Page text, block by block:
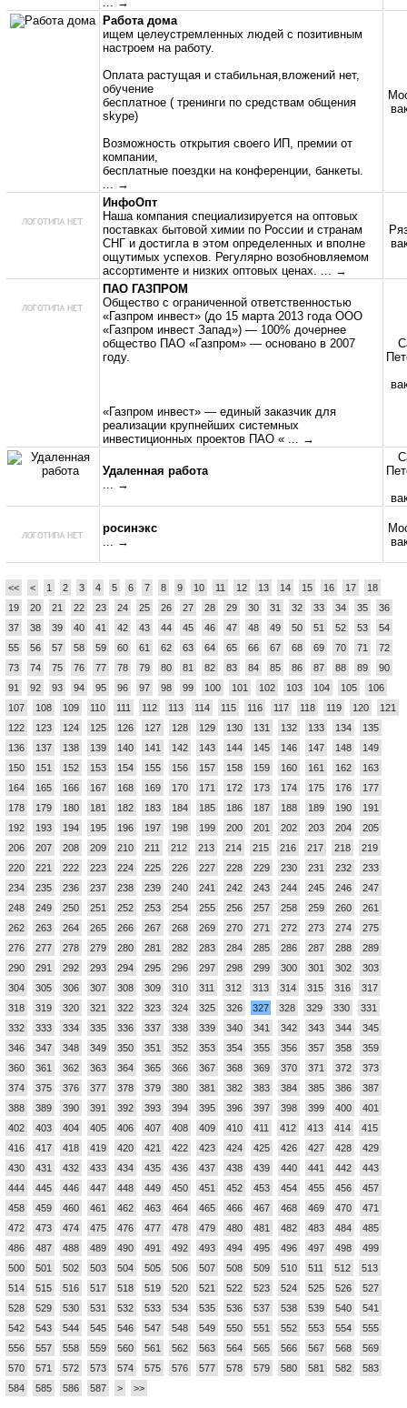
Работа дома
ищем целеустремленных людей с позитивным
настроем на работу.
Оплата растущая и стабильная,вложений нет,
обучение
бесплатное ( тренинги по средствам общения
skype)
Возможность открытия своего ИП, премии от
компании,
бесплатные поездки на конференции, банкеты.
... →
ИнфоОпт
Наша компания специализируется на оптовых
поставках бытовой химии по России и странам
СНГ и достигла в этом определенных и вполне
ощутимых успехов. Регулярно возобновляемом
ассортименте и низких оптовых ценах.
... →
ПАО ГАЗПРОМ
Общество с ограниченной ответственностью
«Газпром инвест» (до 15 марта 2013 года ООО
«Газпром инвест Запад») — 100% дочернее
общество ПАО «Газпром» — основано в 2007
году.
«Газпром инвест» — единый заказчик для
реализации крупнейших системных
инвестиционных проектов ПАО «
... →
Удаленная работа
... →
росинэкс
... →
<< < 1 2 3 4 5 6 7 8 9 10 11 12 13 14 15 16 17
18
19
20 21 22 23 24 25 26 27 28 29 30 31 32 33 34 35
36
37
38 39 40 41 42 43 44 45 46 47 48 49 50 51 52 53
54
55
56 57 58 59 60 61 62 63 64 65 66 67 68 69 70 71
72
73
74 75 76 77 78 79 80 81 82 83 84 85 86 87 88 89
90
91
92 93 94 95 96 97 98 99 100 101 102 103 104 105
106
107
108 109 110 111 112 113 114 115 116 117 118 119 120
121
122
123 124 125 126 127 128 129 130 131 132 133 134
135
136
137 138 139 140 141 142 143 144 145 146 147 148
149
150
151 152 153 154 155 156 157 158 159 160 161 162
163
164
165 166 167 168 169 170 171 172 173 174 175 176
177
178
179 180 181 182 183 184 185 186 187 188 189 190
191
192
193 194 195 196 197 198 199 200 201 202 203 204
205
206
207 208 209 210 211 212 213 214 215 216 217 218
219
220
221 222 223 224 225 226 227 228 229 230 231 232
233
234
235 236 237 238 239 240 241 242 243 244 245 246
247
248
249 250 251 252 253 254 255 256 257 258 259 260
261
262
263 264 265 266 267 268 269 270 271 272 273 274
275
276
277 278 279 280 281 282 283 284 285 286 287 288
289
290
291 292 293 294 295 296 297 298 299 300 301 302
303
304
305 306 307 308 309 310 311 312 313 314 315 316
317
318
319 320 321 322 323 324 325 326 327 328 329 330
331
332
333 334 335 336 337 338 339 340 341 342 343 344
345
346
347 348 349 350 351 352 353 354 355 356 357 358
359
360
361 362 363 364 365 366 367 368 369 370 371 372
373
374
375 376 377 378 379 380 381 382 383 384 385 386
387
388
389 390 391 392 393 394 395 396 397 398 399 400
401
402
403 404 405 406 407 408 409 410 411 412 413 414
415
416
417 418 419 420 421 422 423 424 425 426 427 428
429
430
431 432 433 434 435 436 437 438 439 440 441 442
443
444
445 446 447 448 449 450 451 452 453 454 455 456
457
458
459 460 461 462 463 464 465 466 467 468 469 470
471
472
473 474 475 476 477 478 479 480 481 482 483 484
485
486
487 488 489 490 491 492 493 494 495 496 497 498
499
500
501 502 503 504 505 506 507 508 509 510 511 512
513
514
515 516 517 518 519 520 521 522 523 524 525 526
527
528
529 530 531 532 533 534 535 536 537 538 539 540
541
542
543 544 545 546 547 548 549 550 551 552 553 554
555
556
557 558 559 560 561 562 563 564 565 566 567 568
569
570
571 572 573 574 575 576 577 578 579 580 581 582
583
584
585 586 587 > >>